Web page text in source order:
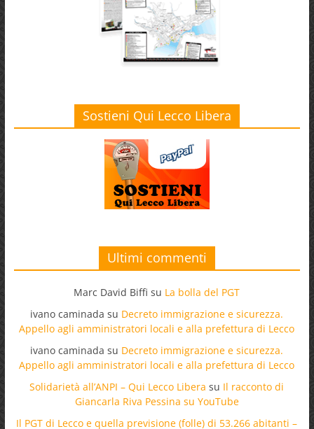
Sostieni Qui Lecco Libera
Ultimi commenti
Marc David Biffi su La bolla del PGT
ivano caminada su Decreto immigrazione e sicurezza.
Appello agli amministratori locali e alla prefettura di Lecco
ivano caminada su Decreto immigrazione e sicurezza.
Appello agli amministratori locali e alla prefettura di Lecco
Solidarietà all’ANPI – Qui Lecco Libera su Il racconto di
Giancarla Riva Pessina su YouTube
Il PGT di Lecco e quella previsione (folle) di 53.266 abitanti –